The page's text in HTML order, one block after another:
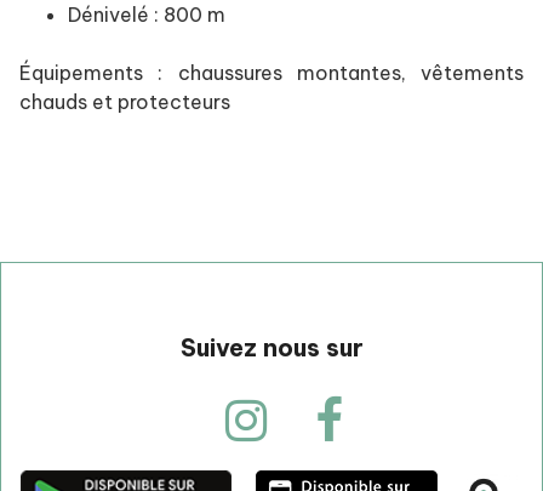
Dénivelé : 800 m
Équipements : chaussures montantes, vêtements
chauds et protecteurs
Suivez nous sur